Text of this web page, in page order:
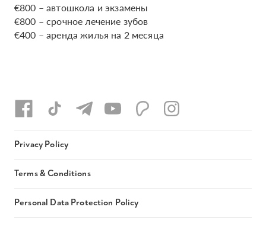
€800 – автошкола и экзамены
€800 – срочное лечение зубов
€400 – аренда жилья на 2 месяца
Privacy Policy
Terms & Conditions
Personal Data Protection Policy